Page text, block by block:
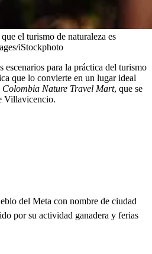
el turismo de naturaleza es
iStockphoto
escenarios para la práctica del turismo
que lo convierte en un lugar ideal
Colombia Nature Travel Mart, que se
Villavicencio.
del Meta con nombre de ciudad
por su actividad ganadera y ferias